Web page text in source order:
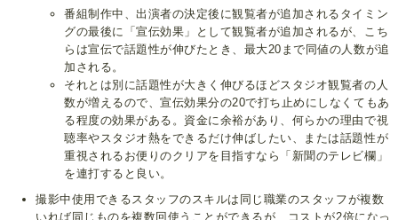
番組制作中、出演者の決定後に観覧者が追加されるタイミン
グの最後に「宣伝効果」として観覧者が追加されるが、こち
らは宣伝で話題性が伸びたとき、最大20まで同値の人数が追
加される。
それとは別に話題性が大きく伸びるほどスタジオ観覧者の人
数が増えるので、宣伝効果分の20で打ち止めにしなくてもあ
る程度の効果がある。資金に余裕があり、何らかの理由で視
聴率やスタジオ熱をできるだけ伸ばしたい、または話題性が
重視されるお便りのクリアを目指すなら「新聞のテレビ欄」
を連打すると良い。
撮影中使用できるスタッフのスキルは同じ職業のスタッフが複数
いれば同じものを複数回使うことができるが、コストが2倍になっ